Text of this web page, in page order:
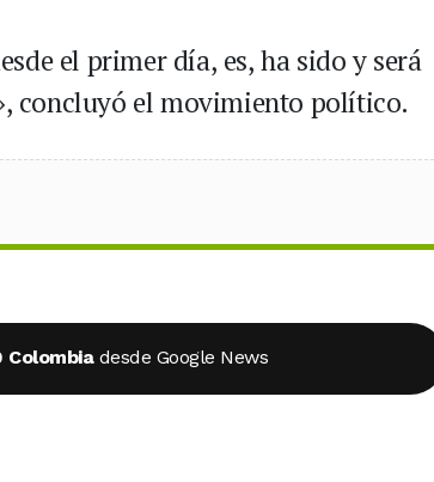
el primer día, es, ha sido y será
concluyó el movimiento político.
Colombia desde Google News